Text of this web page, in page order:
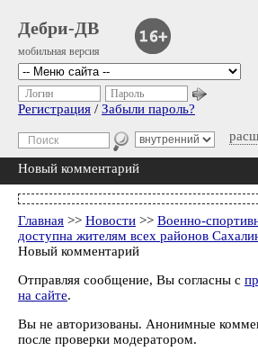
Дебри-ДВ
мобильная версия
Логин Пароль
Регистрация / Забыли пароль?
Новый комментарий
Главная >> Новости >> Военно-
доступна жителям всех районов
Новый комментарий
Отправляя сообщение, Вы согласны с
на сайте.
Вы не авторизованы. Анонимные
после проверки модератором.